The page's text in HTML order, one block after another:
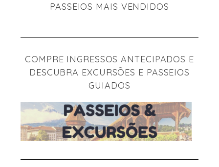
PASSEIOS MAIS VENDIDOS
COMPRE INGRESSOS ANTECIPADOS E
DESCUBRA EXCURSÕES E PASSEIOS
GUIADOS